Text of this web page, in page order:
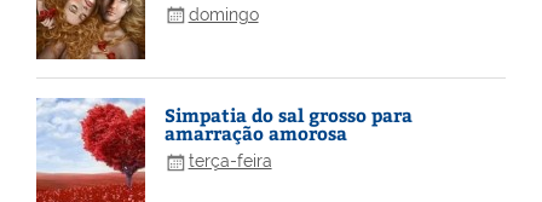
domingo
Simpatia do sal grosso para
amarração amorosa
terça-feira